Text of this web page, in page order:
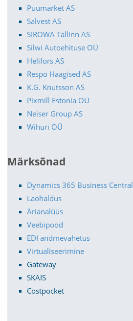
Puumarket AS
Salvest AS
SIROWA Tallinn AS
Silwi Autoehituse OÜ
Helifors AS
Respo Haagised AS
K.G. Knutsson AS
Pixmill Estonia OÜ
Neiser Group AS
Wihuri OÜ
Märksõnad
Dynamics 365 Business Central
Laohaldus
Ärianalüüs
Veebipood
EDI andmevahetus
Virtualiseerimine
Gateway
SKAIS
Costpocket